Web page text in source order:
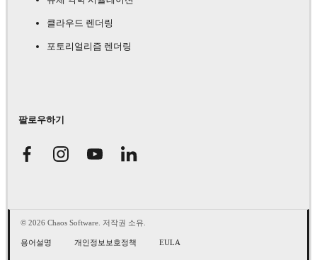
클라우드 렌더링
포토리얼리즘 렌더링
팔로우하기
© 2026 Chaos Software. 저작권 소유.
용어설명 개인정보보호정책 EULA